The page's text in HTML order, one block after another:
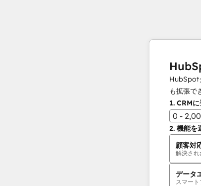
HubSpot
も拡張で
1. CRM
0 -
2. 機能を
顧客対
解決され
データ
スマー